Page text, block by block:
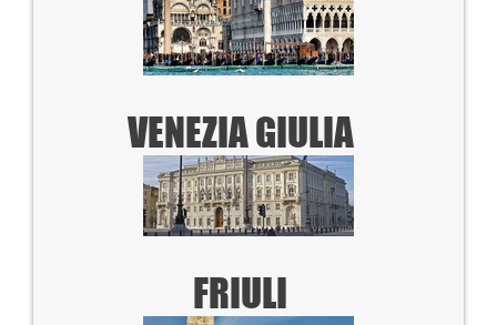
VENEZIA GIULIA
FRIULI